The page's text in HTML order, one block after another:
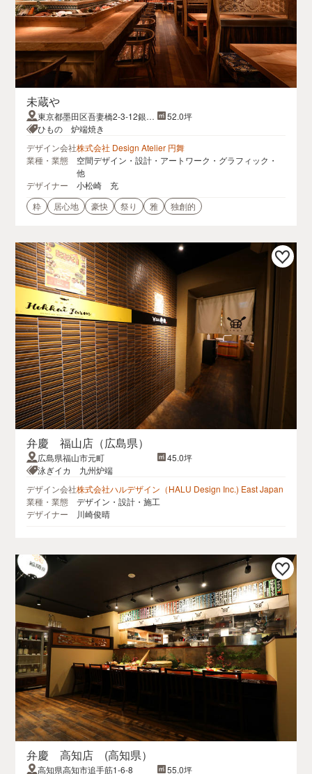
未蔵や
東京都墨田区吾妻橋2-3-12銀鈴
堂ビル １F B1F
52.0坪
ひもの 炉端焼き
デザイン会社株式会社 Design Atelier 円舞
業種・業態
空間デザイン・設計・アートワーク・グラフィック・
他
デザイナー
小松崎 充
粋
居心地 豪快 祭り 雅 独創的
弁慶 福山店（広島県）
広島県福山市元町
45.0坪
泳ぎイカ 九州炉端
デザイン会社株式会社ハルデザイン（HALU Design Inc.) East Japan
業種・業態
デザイン・設計・施工
デザイナー
川崎俊晴
弁慶 高知店 (高知県）
高知県高知市追手筋1-6-8
55.0坪